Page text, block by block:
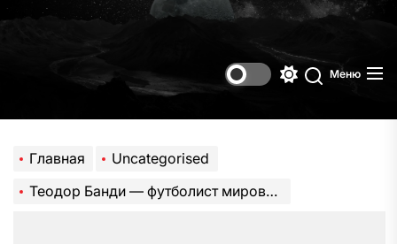
Поиск
Меню
Главная
Uncategorised
Теодор Банди — футболист мирового уровня, его биография, достижения и личная жизнь захватывают воображение